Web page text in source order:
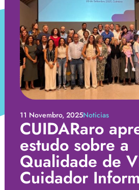
11 Novembro, 2025Noticias
CUIDARaro
estudo sobre a
Qualidade de
Cuidador